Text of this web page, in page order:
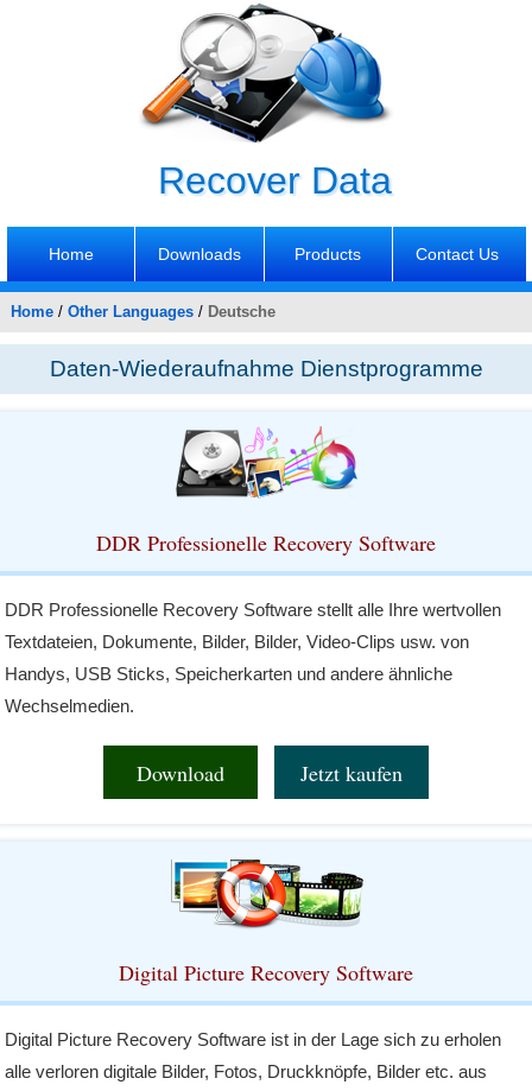
Recover Data
Home Downloads Products Contact Us
Home/ Other Languages/ Deutsche
Daten-Wiederaufnahme Dienstprogramme
DDR Professionelle Recovery Software
DDR Professionelle Recovery Software stellt alle Ihre wertvollen
Textdateien, Dokumente, Bilder, Bilder, Video-Clips usw. von
Handys, USB Sticks, Speicherkarten und andere ähnliche
Wechselmedien.
Download Jetzt kaufen
Digital Picture Recovery Software
Digital Picture Recovery Software ist in der Lage sich zu erholen
alle verloren digitale Bilder, Fotos, Druckknöpfe, Bilder etc. aus